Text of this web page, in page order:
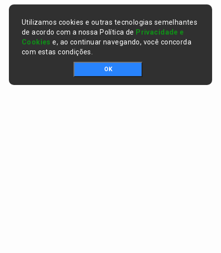
Utilizamos cookies e outras tecnologias semelhantes
de acordo com a nossa Política de Privacidade e
Cookies e, ao continuar navegando, você concorda
com estas condições.
OK